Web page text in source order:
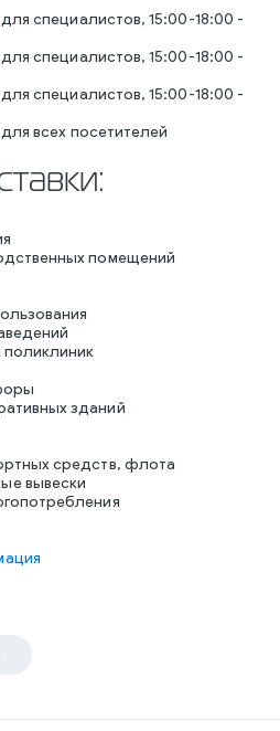
специалистов, 15:00-18:00 -
специалистов, 15:00-18:00 -
специалистов, 15:00-18:00 -
всех посетителей
помещений
зданий
средств, флота
вывески